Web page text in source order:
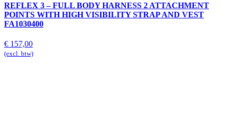
REFLEX 3 – FULL BODY HARNESS 2 ATTACHMENT
POINTS WITH HIGH VISIBILITY STRAP AND VEST
FA1030400
€ 157,00
(excl. btw)